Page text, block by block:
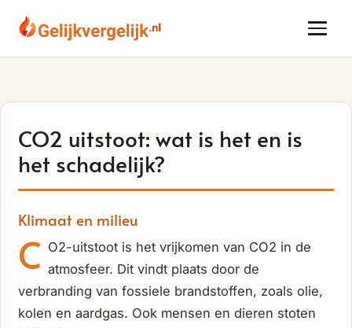
CO2 uitstoot: wat is het en is
het schadelijk?
Klimaat en milieu
C O2-uitstoot is het vrijkomen van CO2 in de
atmosfeer. Dit vindt plaats door de
verbranding van fossiele brandstoffen, zoals olie,
kolen en aardgas. Ook mensen en dieren stoten